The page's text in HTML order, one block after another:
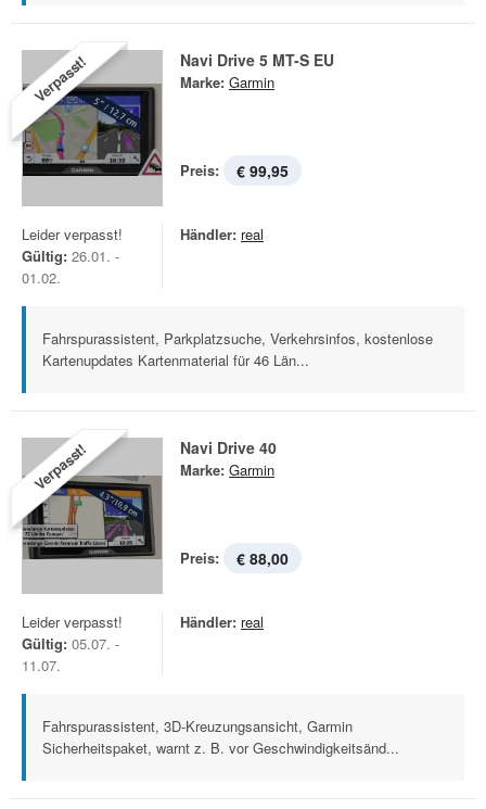
Verpasst! Navi Drive 5 MT-S EU
Marke: Garmin
Preis: € 99,95
Leider verpasst!
Gültig: 26.01. -
01.02.
Händler: real
Fahrspurassistent, Parkplatzsuche, Verkehrsinfos, kostenlose
Kartenupdates Kartenmaterial für 46 Län...
Verpasst! Navi Drive 40
Marke: Garmin
Preis: € 88,00
Leider verpasst!
Gültig: 05.07. -
11.07.
Händler: real
Fahrspurassistent, 3D-Kreuzungsansicht, Garmin
Sicherheitspaket, warnt z. B. vor Geschwindigkeitsänd...